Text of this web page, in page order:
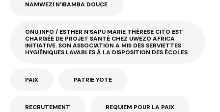
NAMWEZI N’IBAMBA DOUCE
ONU INFO / ESTHER N’SAPU MARIE THÈRESE CITO EST
CHARGÉE DE PROJET SANTÉ CHEZ UWEZO AFRICA
INITIATIVE. SON ASSOCIATION A MIS DES SERVIETTES
HYGIÉNIQUES LAVABLES À LA DISPOSITION DES ÉCOLES
PAIX PATRIE YOTE
RECRUTEMENT REQUIEM POUR LA PAIX